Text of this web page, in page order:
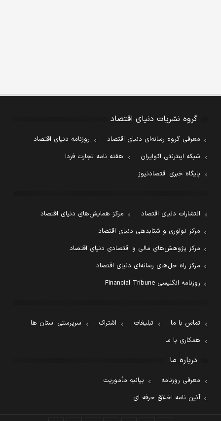
گروه نشریات دنیای اقتصاد
معرفی گروه رسانه‌ای دنیای اقتصاد
روزنامه دنیای اقتصاد
شبکه اینترنتی اکوایران
هفته نامه تجارت فردا
پایگاه خبری اقتصادنیوز
انتشارات دنیای اقتصاد
مرکز همایش‌های دنیای اقتصاد
مرکز نوآوری و شتابدهی دنیای اقتصاد
مرکز پژوهش‌های مالی و اقتصادی دنیای اقتصاد
مرکز راه حل‌های رسانه‌ای دنیای اقتصاد
روزنامه انگلیسی Financial Tribune
تماس با ما تبلیغات اشتراک
سرپرستی استان ها
همکاری با ما
درباره ما
معرفی روزنامه
بیانیه مأموریت
آئین نامه اخلاق حرفه ای